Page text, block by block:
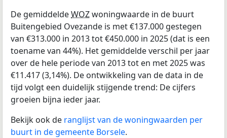
De gemiddeldeWOZwoningwaarde in de buurt
Buitengebied Ovezande is met €137.000 gestegen
van €313.000 in 2013 tot €450.000 in 2025 (dat is een
toename van 44%). Het gemiddelde verschil per jaar
over de hele periode van 2013 tot en met 2025 was
€11.417 (3,14%). De ontwikkeling van de data in de
tijd volgt een duidelijk stijgende trend: De cijfers
groeien bijna ieder jaar.
Bekijk ook de ranglijst van de woningwaarden per
buurt in de gemeente Borsele.